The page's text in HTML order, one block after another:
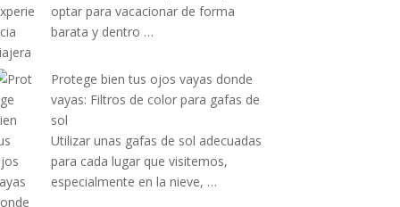
optar para vacacionar de forma
barata y dentro …
Protege bien tus ojos vayas donde
vayas: Filtros de color para gafas de
sol
Utilizar unas gafas de sol adecuadas
para cada lugar que visitemos,
especialmente en la nieve, …